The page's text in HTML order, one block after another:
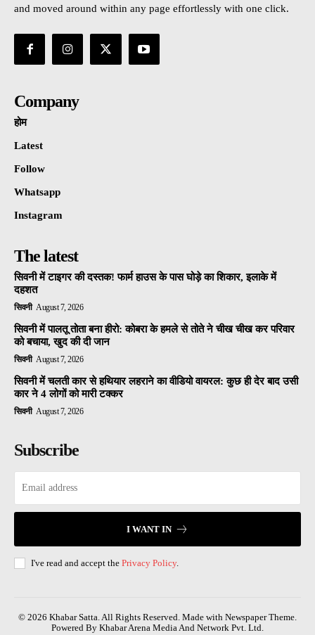
and moved around within any page effortlessly with one click.
Company
होम
Latest
Follow
Whatsapp
Instagram
The latest
सिवनी में टाइगर की दस्तक! फार्म हाउस के पास घोड़े का शिकार, इलाके में
दहशत
सिवनी August 7, 2026
सिवनी में पालतू तोता बना हीरो: कोबरा के हमले से तोते ने चीख चीख कर परिवार
को बचाया, खुद की दी जान
सिवनी August 7, 2026
सिवनी में चलती कार से हथियार लहराने का वीडियो वायरल: कुछ ही देर बाद उसी
कार ने 4 लोगों को मारी टक्कर
सिवनी August 7, 2026
Subscribe
I WANT IN
I've read and accept the Privacy Policy.
© 2026 Khabar Satta. All Rights Reserved. Made with Newspaper Theme.
Powered By Khabar Arena Media And Network Pvt. Ltd.